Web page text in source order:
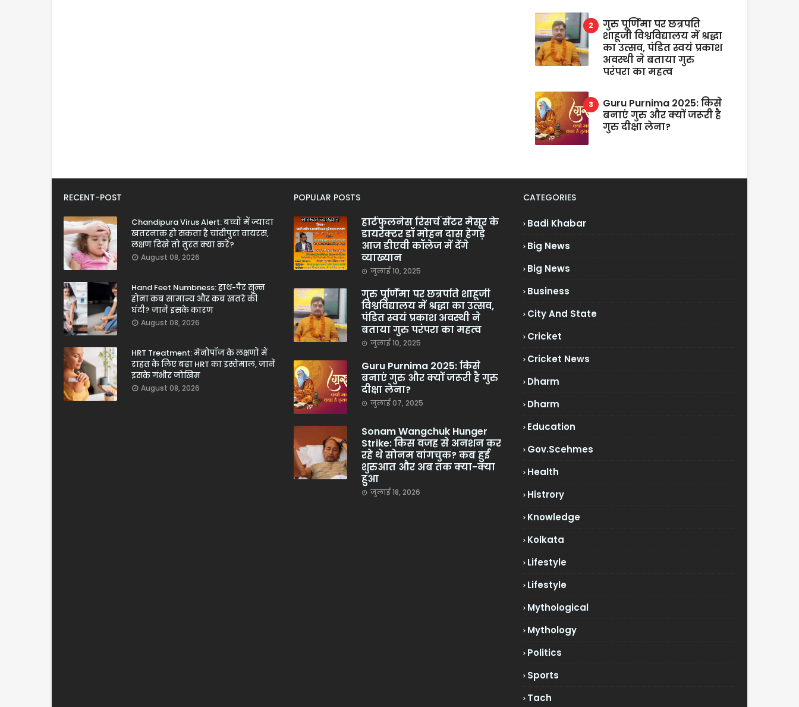
गुरु पूर्णिमा पर छत्रपति
शाहूजी विश्वविद्यालय में श्रद्धा
का उत्सव, पंडित स्वयं प्रकाश
अवस्थी ने बताया गुरु
परंपरा का महत्व
Guru Purnima 2025: किसे
बनाएं गुरु और क्यों जरूरी है
गुरु दीक्षा लेना?
RECENT-POST
Chandipura Virus Alert: बच्चों में ज्यादा
खतरनाक हो सकता है चांदीपुरा वायरस,
लक्षण दिखें तो तुरंत क्या करें?
August 08, 2026
Hand Feet Numbness: हाथ-पैर सुन्न
होना कब सामान्य और कब खतरे की
घंटी? जानें इसके कारण
August 08, 2026
HRT Treatment: मेनोपॉज के लक्षणों में
राहत के लिए बढ़ा HRT का इस्तेमाल, जानें
इसके गंभीर जोखिम
August 08, 2026
POPULAR POSTS
हार्टफुलनेस रिसर्च सेंटर मैसूर के
डायरेक्टर डॉ मोहन दास हेगड़े
आज डीएवी कॉलेज में देंगे
व्याख्यान
जुलाई 10, 2025
गुरु पूर्णिमा पर छत्रपति शाहूजी
विश्वविद्यालय में श्रद्धा का उत्सव,
पंडित स्वयं प्रकाश अवस्थी ने
बताया गुरु परंपरा का महत्व
जुलाई 10, 2025
Guru Purnima 2025: किसे
बनाएं गुरु और क्यों जरूरी है गुरु
दीक्षा लेना?
जुलाई 07, 2025
Sonam Wangchuk Hunger
Strike: किस वजह से अनशन कर
रहे थे सोनम वांगचुक? कब हुई
शुरुआत और अब तक क्या-क्या
हुआ
जुलाई 18, 2026
CATEGORIES
Badi Khabar
Big News
Big News
Business
City And State
Cricket
Cricket News
Dharm
Dharm
Education
Gov.scehmes
Health
Histrory
Knowledge
Kolkata
Lifestyle
Lifestyle
Mythological
Mythology
Politics
Sports
Tach